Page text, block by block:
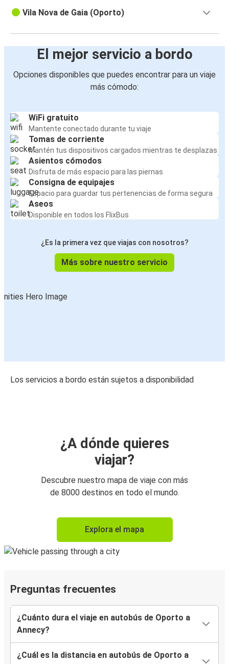
Vila Nova de Gaia (Oporto)
El mejor servicio a bordo
Opciones disponibles que puedes encontrar para un viaje
más cómodo:
WiFi gratuito
Mantente conectado durante tu viaje
Tomas de corriente
Mantén tus dispositivos cargados mientras te desplazas
Asientos cómodos
Disfruta de más espacio para las piernas
Consigna de equipajes
Espacio para guardar tus pertenencias de forma segura
Aseos
Disponible en todos los FlixBus
¿Es la primera vez que viajas con nosotros?
Más sobre nuestro servicio
Los servicios a bordo están sujetos a disponibilidad
¿A dónde quieres
viajar?
Descubre nuestro mapa de viaje con más
de 8000 destinos en todo el mundo.
Explora el mapa
Preguntas frecuentes
¿Cuánto dura el viaje en autobús de Oporto a
Annecy?
¿Cuál es la distancia en autobús de Oporto a